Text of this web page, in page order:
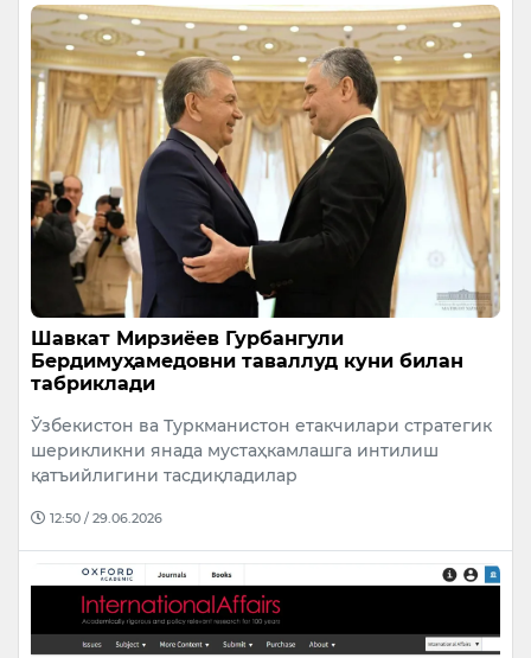
Шавкат Мирзиёев Гурбангули
Бердимуҳамедовни таваллуд куни билан
табриклади
Ўзбекистон ва Туркманистон етакчилари стратегик
шерикликни янада мустаҳкамлашга интилиш
қатъийлигини тасдиқладилар
12:50 / 29.06.2026